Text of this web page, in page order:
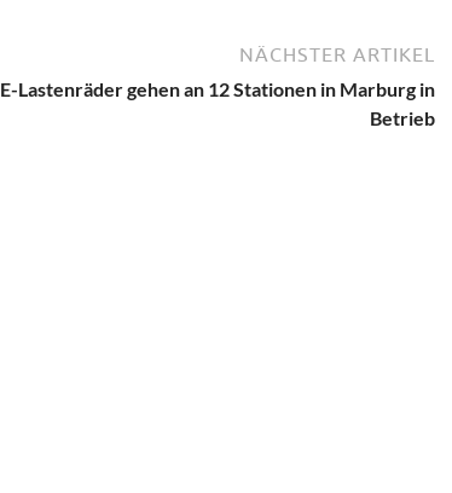
NÄCHSTER ARTIKEL
E-Lastenräder gehen an 12 Stationen in Marburg in
Betrieb